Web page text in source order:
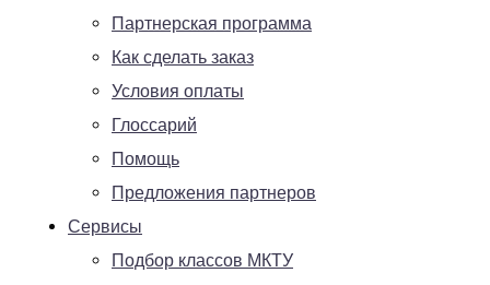
Партнерская программа
Как сделать заказ
Условия оплаты
Глоссарий
Помощь
Предложения партнеров
Сервисы
Подбор классов МКТУ